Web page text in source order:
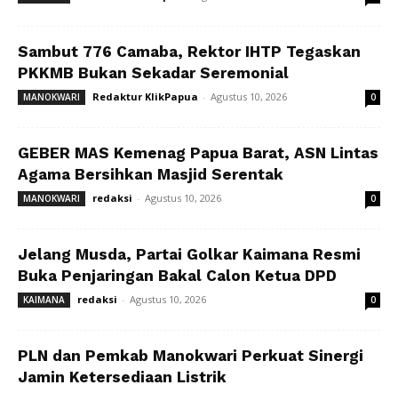
Sambut 776 Camaba, Rektor IHTP Tegaskan
PKKMB Bukan Sekadar Seremonial
MANOKWARI Redaktur KlikPapua - Agustus 10, 2026 0
GEBER MAS Kemenag Papua Barat, ASN Lintas
Agama Bersihkan Masjid Serentak
MANOKWARI redaksi - Agustus 10, 2026 0
Jelang Musda, Partai Golkar Kaimana Resmi
Buka Penjaringan Bakal Calon Ketua DPD
KAIMANA redaksi - Agustus 10, 2026 0
PLN dan Pemkab Manokwari Perkuat Sinergi
Jamin Ketersediaan Listrik